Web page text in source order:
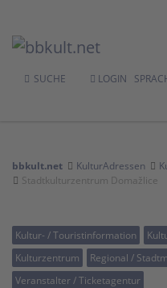
SUCHE LOGIN
bbkult.net KulturAdressen
Stadtkulturzentrum Domažlice
Kultur- / Touristinformation
Kulturzentrum
Regional /
Veranstalter / Ticketagentur